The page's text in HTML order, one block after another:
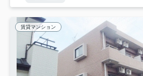
賃貸マンション